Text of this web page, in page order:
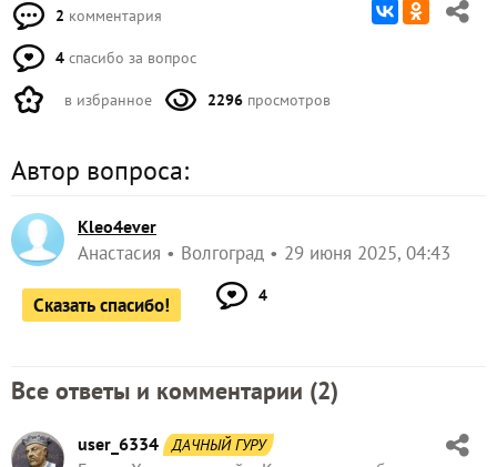
2 комментария
4 спасибо за вопрос
в избранное 2296 просмотров
Автор вопроса:
Kleo4ever
Анастасия Волгоград 29 июня 2025, 04:43
Сказать спасибо! 4
Все ответы и комментарии (2)
user_6334 ДАЧНЫЙ ГУРУ